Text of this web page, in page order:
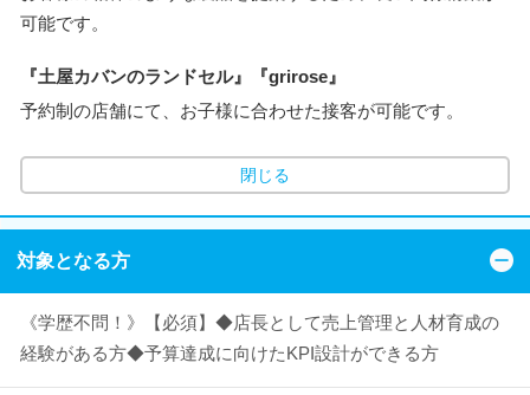
可能です。
『土屋カバンのランドセル』『grirose』
予約制の店舗にて、お子様に合わせた接客が可能です。
閉じる
対象となる方
《学歴不問！》【必須】◆店長として売上管理と人材育成の
経験がある方◆予算達成に向けたKPI設計ができる方